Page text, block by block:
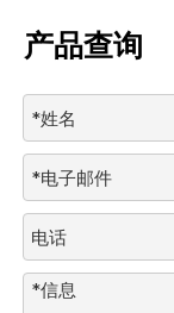
产品查询